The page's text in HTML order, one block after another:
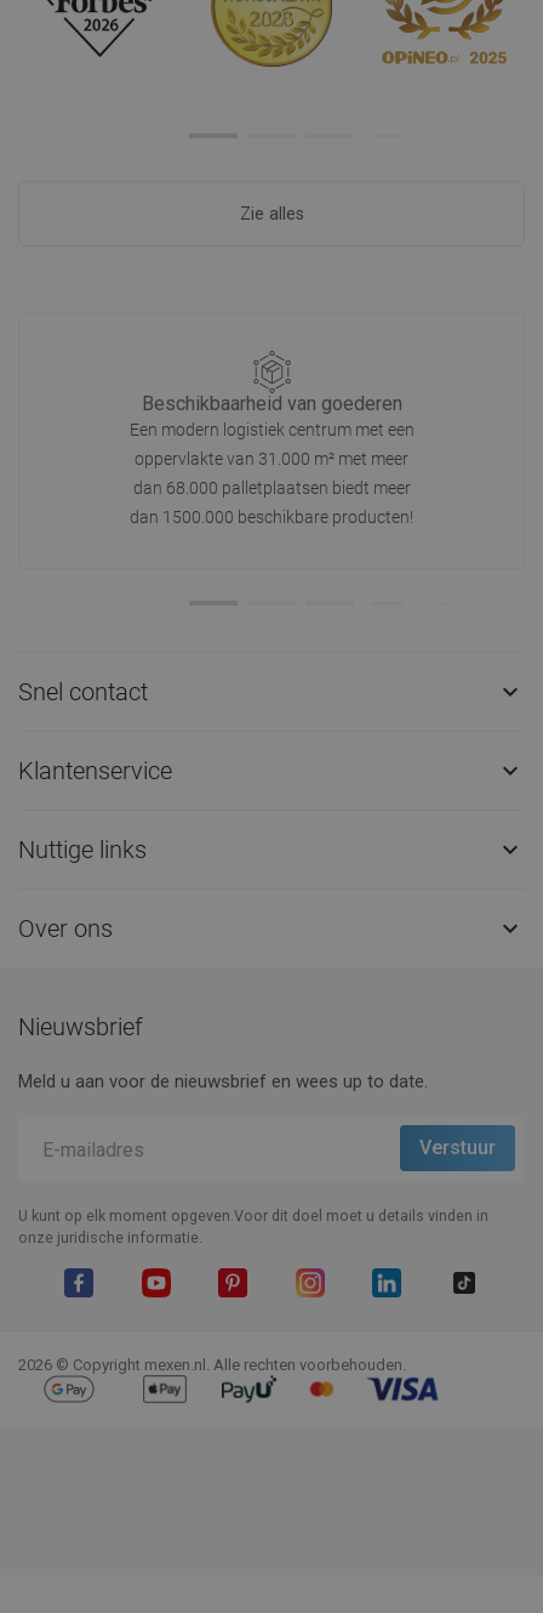
Zie alles
Beschikbaarheid van goederen
Een modern logistiek centrum met een
oppervlakte van 31.000 m² met meer
dan 68.000 palletplaatsen biedt meer
dan 1500.000 beschikbare producten!
Snel contact 
Klantenservice 
Nuttige links 
Over ons 
Nieuwsbrief
Meld u aan voor de nieuwsbrief en wees up to date.
U kunt op elk moment opgeven.Voor dit doel moet u details vinden in
onze juridische informatie.
2026 © Copyright mexen.nl. Alle rechten voorbehouden.